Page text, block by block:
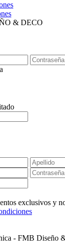
& DECO
exclusivos y